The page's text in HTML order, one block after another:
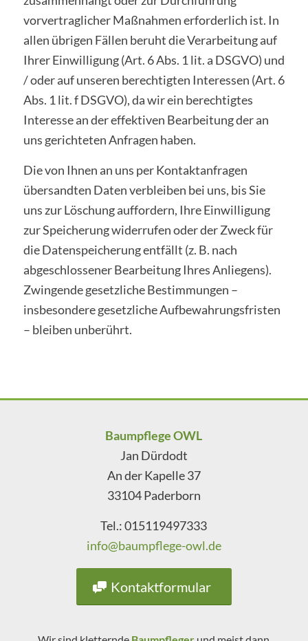
vorvertraglicher Maßnahmen erforderlich ist. In
allen übrigen Fällen beruht die Verarbeitung auf
Ihrer Einwilligung (Art. 6 Abs. 1 lit. a DSGVO) und
/ oder auf unseren berechtigten Interessen (Art. 6
Abs. 1 lit. f DSGVO), da wir ein berechtigtes
Interesse an der effektiven Bearbeitung der an
uns gerichteten Anfragen haben.
Die von Ihnen an uns per Kontaktanfragen
übersandten Daten verbleiben bei uns, bis Sie
uns zur Löschung auffordern, Ihre Einwilligung
zur Speicherung widerrufen oder der Zweck für
die Datenspeicherung entfällt (z. B. nach
abgeschlossener Bearbeitung Ihres Anliegens).
Zwingende gesetzliche Bestimmungen –
insbesondere gesetzliche Aufbewahrungsfristen
– bleiben unberührt.
Baumpflege OWL
Jan Dürdodt
An der Kapelle 37
33104 Paderborn
Tel.: 015119497333
info@baumpflege-owl.de
Kontaktformular